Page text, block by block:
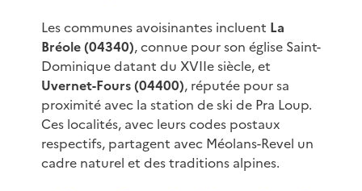
Les communes avoisinantes incluent La
Bréole (04340), connue pour son église Saint-
Dominique datant du XVIIe siècle, et
Uvernet-Fours (04400), réputée pour sa
proximité avec la station de ski de Pra Loup.
Ces localités, avec leurs codes postaux
respectifs, partagent avec Méolans-Revel un
cadre naturel et des traditions alpines.